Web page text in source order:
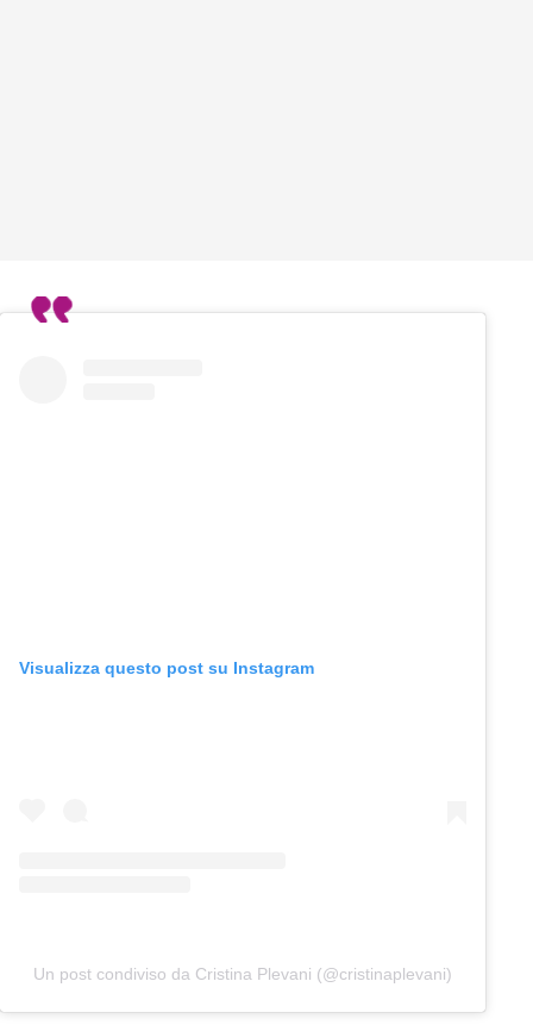
Visualizza questo post su Instagram
Un post condiviso da Cristina Plevani (@cristinaplevani)